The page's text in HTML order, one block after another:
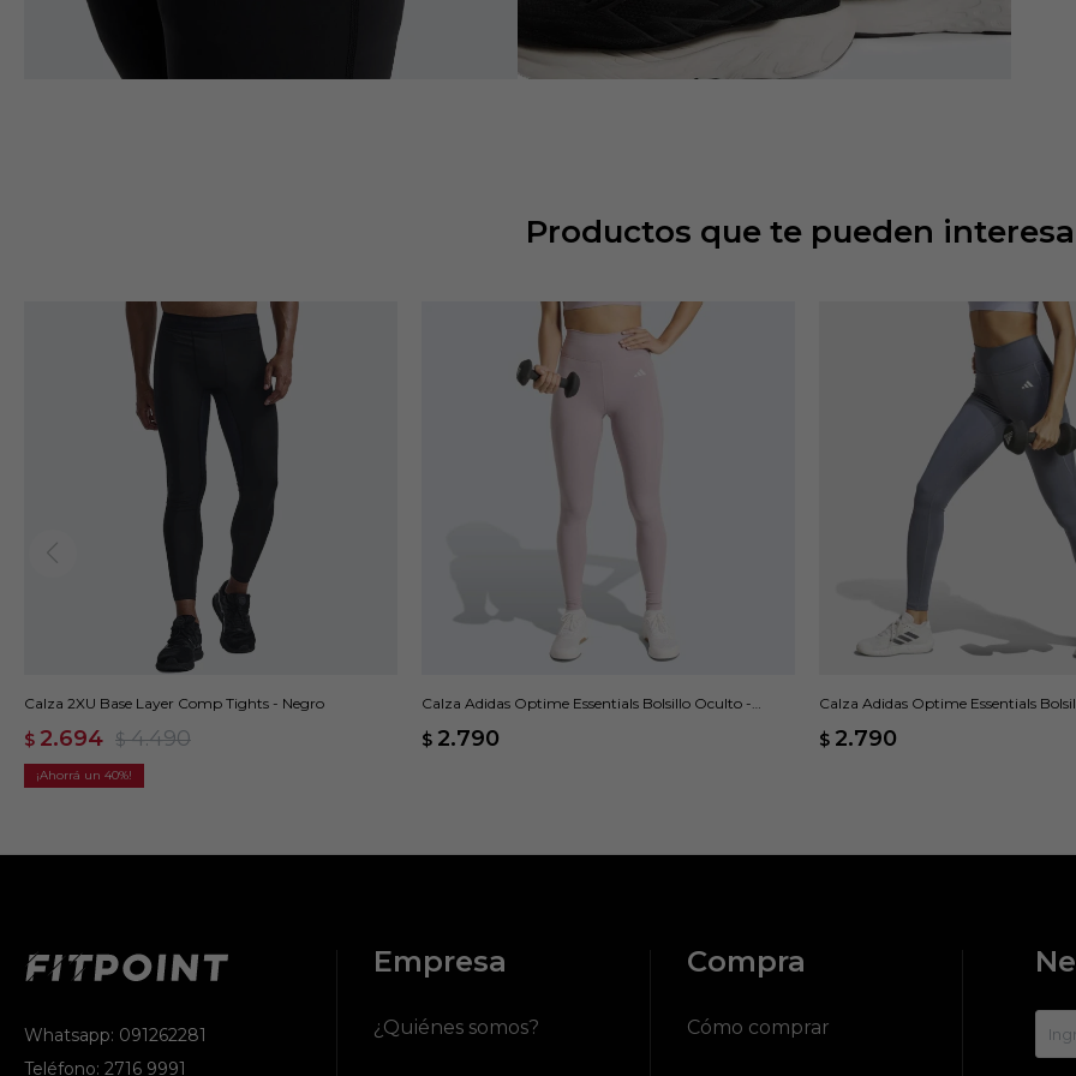
Productos que te pueden
Calza 2XU Base Layer Comp Tights - Negro
$ 2.694 $ 4.490
40
Calza Adidas Optime Essentials Bolsillo Oculto -
$ 2.790
Calza Adidas Optime Essentials
$ 2.790
Whatsapp: 091262281
Teléfono: 2716 9991
Empresa
¿Quiénes somos?
Compra
Cómo comprar